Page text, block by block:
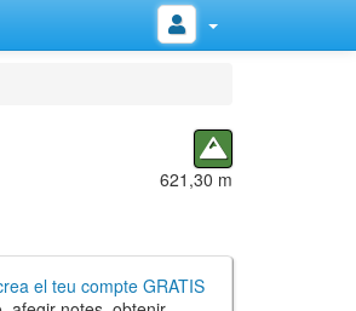
621,30 m
el teu compte GRATIS